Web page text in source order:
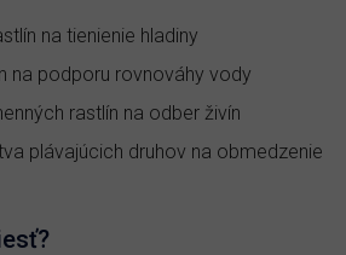
na tienienie hladiny
na podporu rovnováhy vody
rastlín na odber živín
plávajúcich druhov na obmedzenie